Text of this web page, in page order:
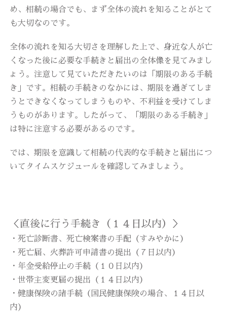
め、相続の場合でも、まず全体の流れを知ることがとて
も大切なのです。
全体の流れを知る大切さを理解した上で、身近な人が亡
くなった後に必要な手続きと届出の全体像を見てみまし
ょう。注意して見ていただきたいのは「期限のある手続
き」です。相続の手続きのなかには、期限を過ぎてしま
うとできなくなってしまうものや、不利益を受けてしま
うものがあります。したがって、「期限のある手続き」
は特に注意する必要があるのです。
では、期限を意識して相続の代表的な手続きと届出につ
いてタイムスケジュールを確認してみましょう。
＜直後に行う手続き（１４日以内）＞
・死亡診断書、死亡検案書の手配（すみやかに）
・死亡届、火葬許可申請書の提出（７日以内）
・年金受給停止の手続（１０日以内）
・世帯主変更届の提出（１４日以内）
・健康保険の諸手続（国民健康保険の場合、１４日以
内）